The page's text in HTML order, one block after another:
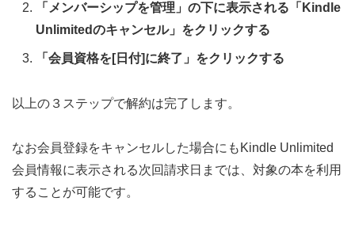
「メンバーシップを管理」の下に表示される「Kindle
Unlimitedのキャンセル」をクリックする
「会員資格を[日付]に終了」をクリックする
以上の３ステップで解約は完了します。
なお会員登録をキャンセルした場合にもKindle Unlimited
会員情報に表示される次回請求日までは、対象の本を利用
することが可能です。